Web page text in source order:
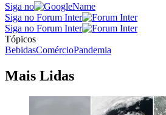
Siga no
Siga no Forum Inter
Siga no Forum Inter
Tópicos
BebidasComércioPandemia
Mais Lidas